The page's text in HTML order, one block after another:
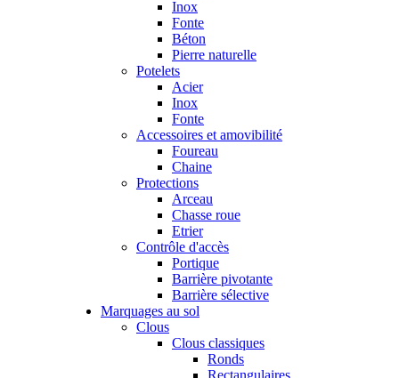
Inox
Fonte
Béton
Pierre naturelle
Potelets
Acier
Inox
Fonte
Accessoires et amovibilité
Foureau
Chaine
Protections
Arceau
Chasse roue
Etrier
Contrôle d'accès
Portique
Barrière pivotante
Barrière sélective
Marquages au sol
Clous
Clous classiques
Ronds
Rectangulaires